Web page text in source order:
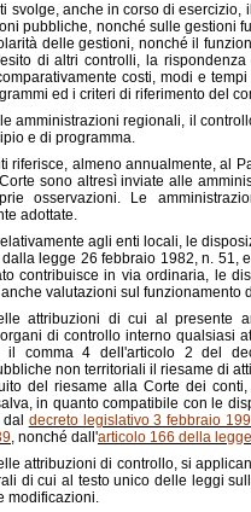
svolge, anche in corso di
pubbliche, nonché sulle gestioni
delle gestioni, nonché il
di altri controlli, la
costi, modi e
ed i criteri di riferimento del
amministrazioni regionali, il
e di programma.
riferisce, almeno annualmente, al
sono altresì inviate alle
osservazioni. Le
adottate.
agli enti locali, le
legge 26 febbraio 1982, n. 51,
contribuisce in via ordinaria, le
valutazioni sul funzionamento
attribuzioni di cui al presente
di controllo interno qualsiasi
il comma 4 dell'articolo 2 del
non territoriali il riesame di
del riesame alla Corte dei
in quanto compatibile con le
decreto legislativo 3 febbraio
, nonché dall'articolo 166 della
attribuzioni di controllo, si
di cui al testo unico delle leggi
modificazioni.